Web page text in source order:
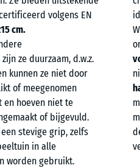
volgens EN
cm.
ze duurzaam, d.w.z.
kunnen ze niet door
of meegenomen
en hoeven niet te
of bijgevuld.
stevige grip, zelfs
in alle
worden gebruikt.